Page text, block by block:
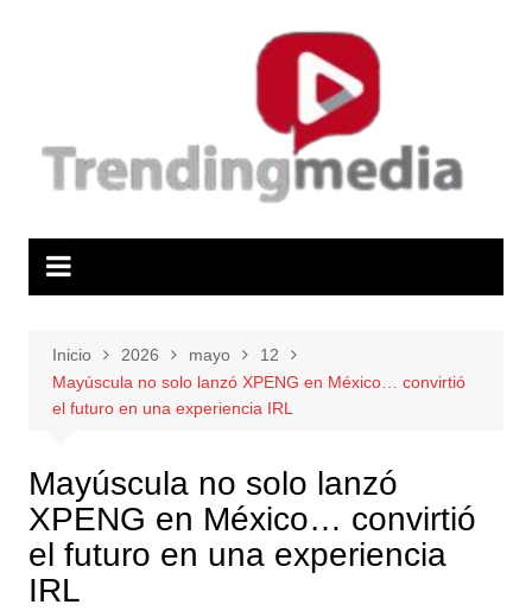
Inicio 2026 mayo
12
Mayúscula no solo lanzó XPENG en México… convirtió
el futuro en una experiencia IRL
Mayúscula no solo lanzó
XPENG en México… convirtió
el futuro en una experiencia
IRL